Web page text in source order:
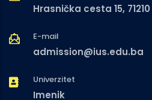
Hrasnička cesta 15,
E-mail
admission@ius.edu.ba
Univerzitet
Imenik